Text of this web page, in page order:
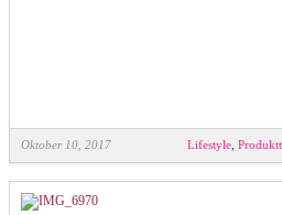
Oktober 10, 2017 Lifestyle